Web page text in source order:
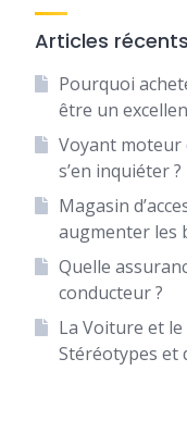
Articles récents
Pourquoi
être un
Voyant moteur
s’en inquiéter ?
Magasin
augmenter les
Quelle
conducteur ?
La Voiture et le
Stéréotypes et